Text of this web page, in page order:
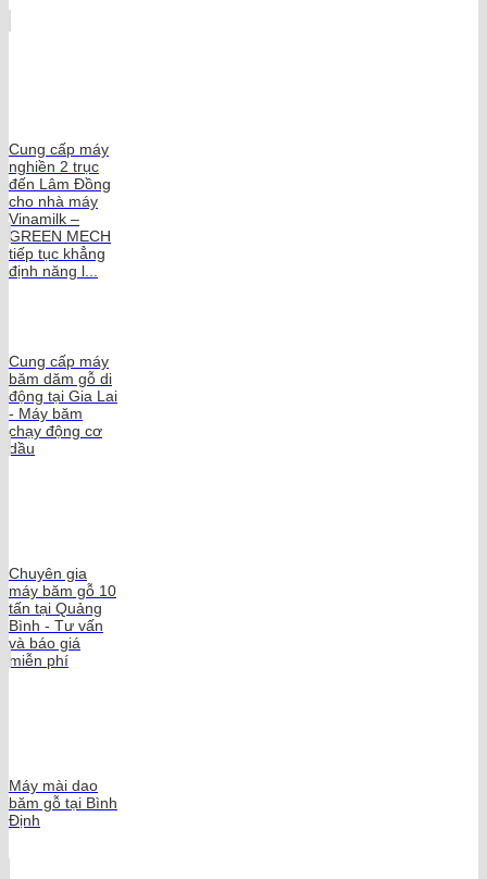
Cung cấp máy
nghiền 2 trục
đến Lâm Đồng
cho nhà máy
Vinamilk –
GREEN MECH
tiếp tục khẳng
định năng l...
Cung cấp máy
băm dăm gỗ di
động tại Gia Lai
- Máy băm
chạy động cơ
dầu
Chuyên gia
máy băm gỗ 10
tấn tại Quảng
Bình - Tư vấn
và báo giá
miễn phí
Máy mài dao
băm gỗ tại Bình
Định